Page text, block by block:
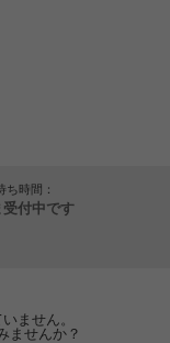
ち時間：
受付中です
ません。
ませんか？